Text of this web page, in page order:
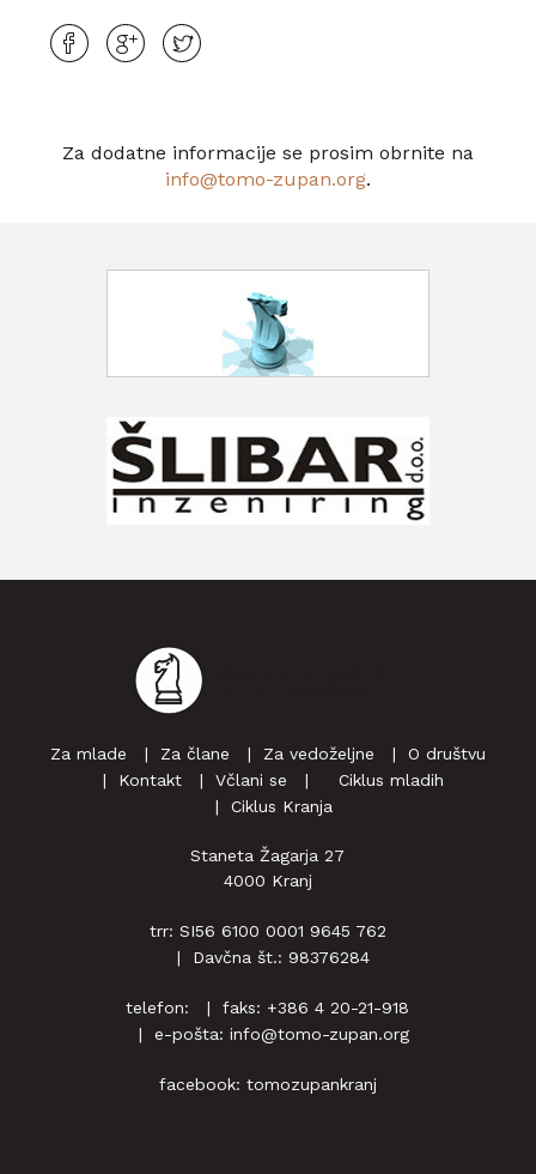
Za dodatne informacije se prosim obrnite na
info@tomo-zupan.org.
Za mlade Za člane Za vedoželjne
O društvu
Kontakt
Včlani se
‎ ‎‎ ‎ Ciklus mladih
Ciklus Kranja
Staneta Žagarja 27
4000 Kranj
trr: SI56 6100 0001 9645 762
Davčna št.: 98376284
telefon:
faks: +386 4 20-21-918
e-pošta: info@tomo-zupan.org
facebook: tomozupankranj